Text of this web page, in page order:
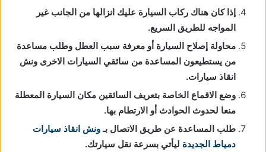
إذا كان هناك ركاب السيارة عليك انزالها من الجانب غير
المواجه للطريق السريع.
محاولة إصلاح السيارة أو معرفة سبب العطل وطلب مساعدة
من يستطيعون المساعدة من سائقي السيارات الاخرى ونش
انقاذ سيارات.
وضع الاقماع الخاصة بتعريف السائقين مكان السيارة المعطلة
منعا لحدوث الحوادث أو الارتطام بها.
طلب المساعدة عن طريق الاتصال بـونش انقاذ سيارات
دمياط الجديدة ليأتي بسرعة نقل سيارتك.